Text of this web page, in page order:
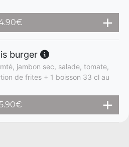
€
burger
jambon sec, salade, tomate,
de frites + 1 boisson 33 cl au
€